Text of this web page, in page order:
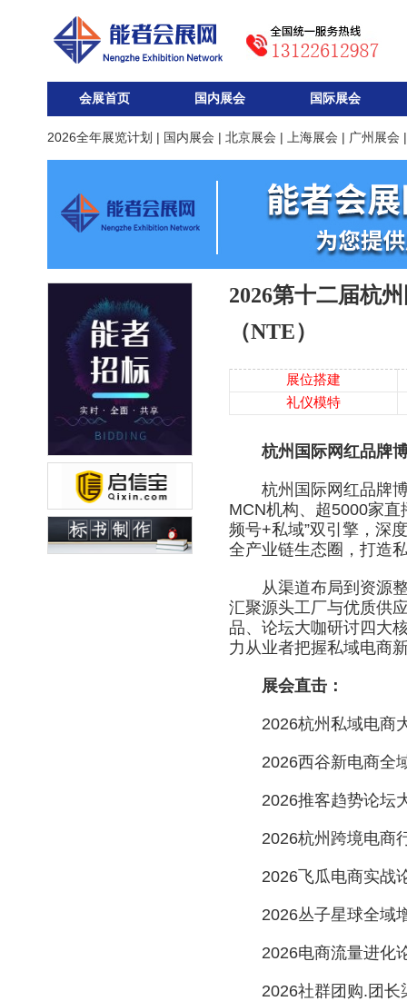
会展首页 国内展会 国际展会
2026全年展览计划 | 国内展会 | 北京展会 | 上海展会 | 广州展会
2026第十二届杭
（NTE）
展位搭建
礼仪模特
杭州国际网红品牌
杭州国际网红品牌博
MCN机构、超5000家直
频号+私域”双引擎，深
全产业链生态圈，打造
从渠道布局到资源整
汇聚源头工厂与优质供
品、论坛大咖研讨四大
力从业者把握私域电商
展会直击：
2026杭州私域电商
2026西谷新电商全
2026推客趋势论坛
2026杭州跨境电商
2026飞瓜电商实战
2026丛子星球全域
2026电商流量进化论
2026社群团购.团长